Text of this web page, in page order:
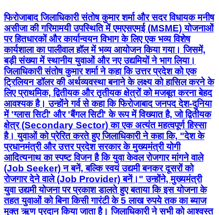
फिरोजाबाद जिलाधिकारी संतोष कुमार शर्मा और सदर विधायक मनीष
असीजा की गरिमामयी उपस्थिति में एमएसएमई (MSME) योजनाओं
पर हितधारकों और कार्यान्वयन विभाग के लिए एक भव्य विशेष
कार्यशाला का पालीवाल हॉल में भव्य आयोजन किया गया। जिसमें,
बड़ी संख्या में स्थानीय युवाओं और नए उद्यमियों ने भाग लिया।
जिलाधिकारी संतोष कुमार शर्मा ने कहा कि उत्तर प्रदेश को एक
ट्रिलियन डॉलर की अर्थव्यवस्था बनाने के लक्ष्य को हासिल करने के
लिए प्राथमिक, द्वितीयक और तृतीयक क्षेत्रों को मजबूत करना बेहद
आवश्यक है। उन्होंने गर्व से कहा कि फिरोजाबाद जनपद देश-दुनिया
में 'ग्लास सिटी' और 'बैंगल सिटी' के रूप में विख्यात है, जो द्वितीयक
क्षेत्र (Secondary Sector) का एक अत्यंत महत्वपूर्ण हिस्सा
है। युवाओं को प्रेरित करते हुए जिलाधिकारी ने कहा कि, "देश के
प्रधानमंत्री और उत्तर प्रदेश सरकार के मुख्यमंत्री योगी
आदित्यनाथ का स्पष्ट विजन है कि युवा केवल रोजगार मांगने वाले
(Job Seeker) न बनें, बल्कि स्वयं उद्यमी बनकर दूसरों को
रोजगार देने वाले (Job Provider) बनें।" उन्होंने, मुख्यमंत्री
युवा उद्यमी योजना पर प्रकाश डालते हुए बताया कि इस योजना के
तहत युवाओं को बिना किसी गारंटी के 5 लाख रुपये तक का ब्याज
मुक्त ऋण प्रदान किया जाता है। जिलाधिकारी ने सभी को आश्वस्त